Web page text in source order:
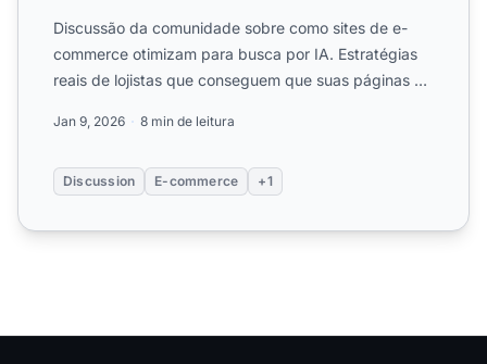
Discussão da comunidade sobre como sites de e-
commerce otimizam para busca por IA. Estratégias
reais de lojistas que conseguem que suas páginas de
Jan 9, 2026 8 min de leitura
Discussion E-commerce +1